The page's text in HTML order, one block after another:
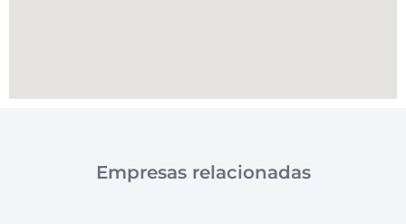
Empresas relacionadas